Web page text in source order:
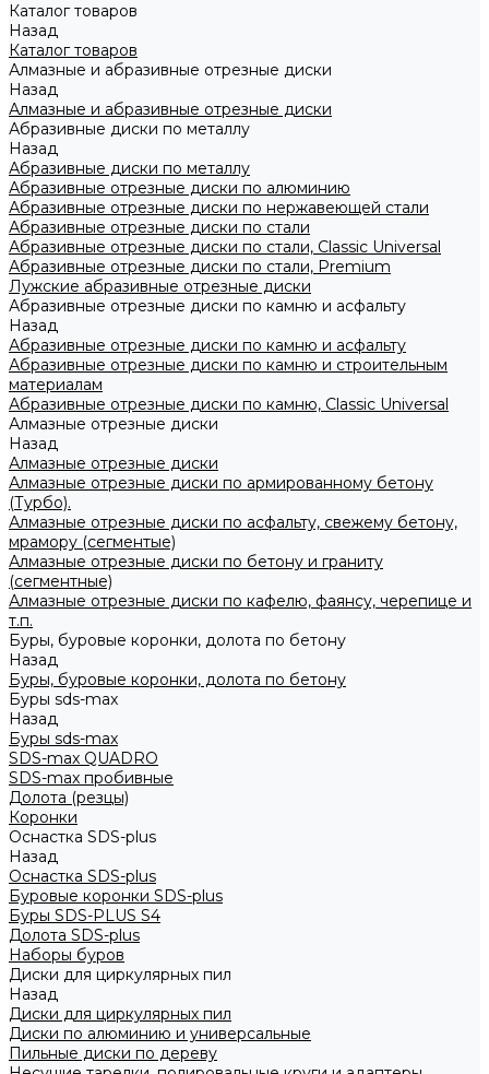
Каталог товаров
Назад
Каталог товаров
Алмазные и абразивные отрезные диски
Назад
Алмазные и абразивные отрезные диски
Абразивные диски по металлу
Назад
Абразивные диски по металлу
Абразивные отрезные диски по алюминию
Абразивные отрезные диски по нержавеющей стали
Абразивные отрезные диски по стали
Абразивные отрезные диски по стали, Classic Universal
Абразивные отрезные диски по стали, Premium
Лужские абразивные отрезные диски
Абразивные отрезные диски по камню и асфальту
Назад
Абразивные отрезные диски по камню и асфальту
Абразивные отрезные диски по камню и строительным
материалам
Абразивные отрезные диски по камню, Classic Universal
Алмазные отрезные диски
Назад
Алмазные отрезные диски
Алмазные отрезные диски по армированному бетону
(Турбо).
Алмазные отрезные диски по асфальту, свежему бетону,
мрамору (сегментые)
Алмазные отрезные диски по бетону и граниту
(сегментные)
Алмазные отрезные диски по кафелю, фаянсу, черепице и
т.п.
Буры, буровые коронки, долота по бетону
Назад
Буры, буровые коронки, долота по бетону
Буры sds-max
Назад
Буры sds-max
SDS-max QUADRO
SDS-max пробивные
Долота (резцы)
Коронки
Оснастка SDS-plus
Назад
Оснастка SDS-plus
Буровые коронки SDS-plus
Буры SDS-PLUS S4
Долота SDS-plus
Наборы буров
Диски для циркулярных пил
Назад
Диски для циркулярных пил
Диски по алюминию и универсальные
Пильные диски по дереву